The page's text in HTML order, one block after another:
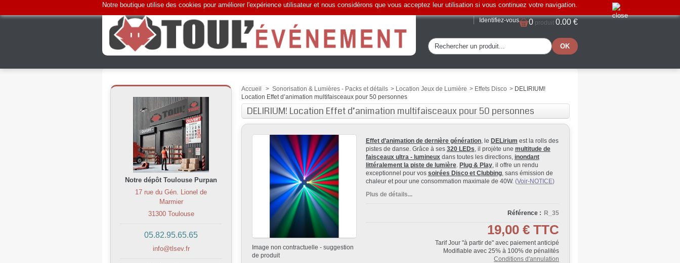
Identifiez-vous 0 produit 0.00 €
Notre boutique utilise des cookies pour améliorer l'expérience utilisateur et nous considérons que vous acceptez leur utilisation si vous continuez votre navigation.
Notre dépôt Toulouse Purpan
17 rue du Gén. Lionel de
Marmier
31300 Toulouse
05.82.95.65.65
info@tlsev.fr
Accueil > Sonorisation & Lumières - Packs et détails > Location Jeux de Lumière > Effets Disco > DELIRIUM!
Location Effet d’animation multifaisceaux pour 50 personnes
DELIRIUM! Location Effet d’animation multifaisceaux pour 50 personnes
Image non contractuelle - suggestion
de produit
Effet d’animation de dernière génération, le DELirium est la rolls des
pistes de danse. Grâce à ses 320 LEDs, il projète une multitude de
faisceaux ultra - lumineuxdans toutes les directions, inondant
littéralement la piste de lumière. Plug & Play, il offre un rendu
exceptionnel pour vos soirées Disco et Clubbing, sans émission de
chaleur et pour une consommation maximale de 40W. (Voir-NOTICE)
Plus de détails...
Référence : R_35
19,00 € TTC
Tarif Jour "à partir de" avec paiement anticipé
Modifiable avec 25% à 100% de pénalités
Conditions d'annulation